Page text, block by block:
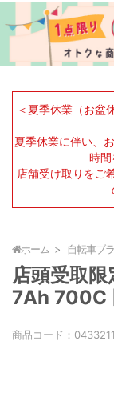
＜夏季休業（お盆
夏季休業に伴い、
時間
店舗受け取りをご
ホーム 自転車ブ
店頭受取
7Ah 700C
商品コード：